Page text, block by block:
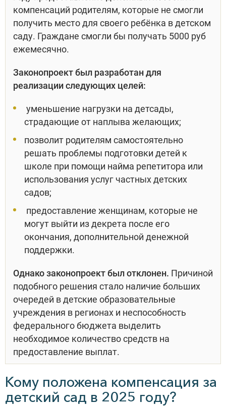
компенсаций родителям, которые не смогли
получить место для своего ребёнка в детском
саду. Граждане смогли бы получать 5000 руб
ежемесячно.
Законопроект был разработан для
реализации следующих целей:
уменьшение нагрузки на детсады,
страдающие от наплыва желающих;
позволит родителям самостоятельно
решать проблемы подготовки детей к
школе при помощи найма репетитора или
использования услуг частных детских
садов;
предоставление женщинам, которые не
могут выйти из декрета после его
окончания, дополнительной денежной
поддержки.
Однако законопроект был отклонен. Причиной
подобного решения стало наличие больших
очередей в детские образовательные
учреждения в регионах и неспособность
федерального бюджета выделить
необходимое количество средств на
предоставление выплат.
Кому положена компенсация за
детский сад в 2025 году?